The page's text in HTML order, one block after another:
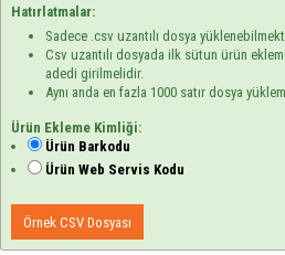
Hatırlatmalar:
Sadece .csv uzantılı dosya
Csv uzantılı dosyada ilk sütun ürün
adedi girilmelidir.
Aynı anda en fazla 1000 satır dosya
Ürün Ekleme Kimliği:
Ürün Barkodu
Ürün Web Servis Kodu
Örnek CSV Dosyası